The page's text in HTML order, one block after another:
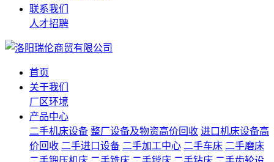
联系我们
人才招聘
首页
关于我们
厂区环境
产品中心
二手机床设备 整厂设备及物资高价回收 进口机床设备高
价回收 二手进口设备 二手加工中心 二手车床 二手磨床